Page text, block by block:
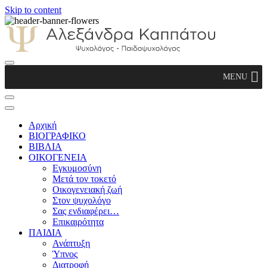
Skip to content
Παιδοψυχολόγος
MENU
Αρχική
ΒΙΟΓΡΑΦΙΚΟ
ΒΙΒΛΙΑ
ΟΙΚΟΓΕΝΕΙΑ
Εγκυμοσύνη
Μετά τον τοκετό
Οικογενειακή ζωή
Στον ψυχολόγο
Σας ενδιαφέρει…
Επικαιρότητα
ΠΑΙΔΙΑ
Ανάπτυξη
Ύπνος
Διατροφή